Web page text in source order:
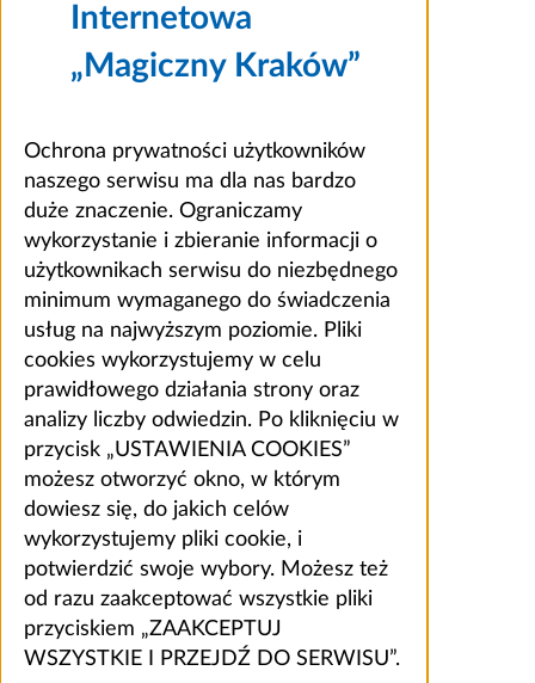
Internetowa
„Magiczny Kraków”
Ochrona prywatności użytkowników
naszego serwisu ma dla nas bardzo
duże znaczenie. Ograniczamy
wykorzystanie i zbieranie informacji o
użytkownikach serwisu do niezbędnego
minimum wymaganego do świadczenia
usług na najwyższym poziomie. Pliki
cookies wykorzystujemy w celu
prawidłowego działania strony oraz
analizy liczby odwiedzin. Po kliknięciu w
przycisk „USTAWIENIA COOKIES”
możesz otworzyć okno, w którym
dowiesz się, do jakich celów
wykorzystujemy pliki cookie, i
potwierdzić swoje wybory. Możesz też
od razu zaakceptować wszystkie pliki
przyciskiem „ZAAKCEPTUJ
WSZYSTKIE I PRZEJDŹ DO SERWISU”.